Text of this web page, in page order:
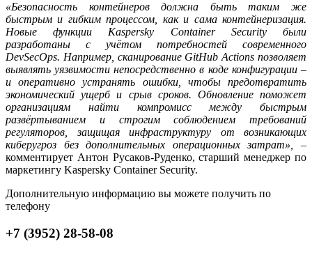
«Безопасность контейнеров должна быть таким же
быстрым и гибким процессом, как и сама контейнеризация.
Новые функции Kaspersky Container Security были
разработаны с учётом потребностей современного
DevSecOps. Например, сканирование GitHub Actions позволяет
выявлять уязвимости непосредственно в коде конфигурации –
и оперативно устранять ошибки, чтобы предотвратить
экономический ущерб и срыв сроков. Обновление поможет
организациям найти компромисс между быстрым
развёртыванием и строгим соблюдением требований
регуляторов, защищая инфраструктуру от возникающих
киберугроз без дополнительных операционных затрат»,
–
комментирует Антон Русаков-Руденко, старший менеджер по
маркетингу Kaspersky Container Security.
Дополнительную информацию вы можете получить по
телефону
+7 (3952) 28-58-08